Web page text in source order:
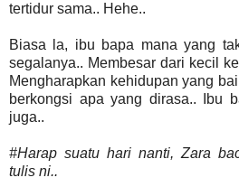
tertidur sama.. Hehe..
Biasa la, ibu bapa mana yang
segalanya.. Membesar dari kecil
Mengharapkan kehidupan yang
berkongsi apa yang dirasa.. Ibu
juga..
#Harap suatu hari nanti, Zara
tulis ni..